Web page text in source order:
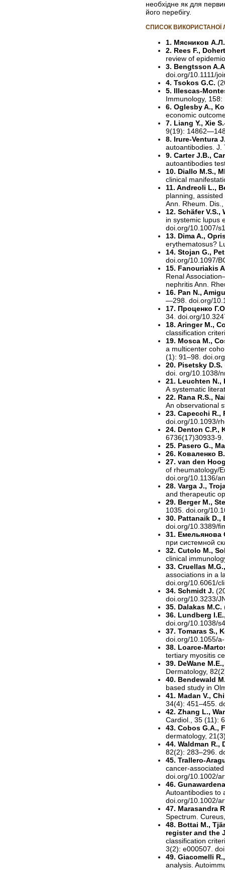
необхідне як для
його перебігу.
СПИСОК ВИКОРИСТАНОЇ
1. Мясников
2. Rees F.,
review of
3. Bengtsson
doi.org/10.1111/
4. Tsokos G.C.
5. Illescas-
Immunology,
6. Oglesby A.,
economic
7. Liang Y., Xie
9(19):
8. Irure-Ventura
autoantibodies. J.
9. Carter J.B.,
autoantibodies
10. Diallo M.S.,
clinical
11. Andreoli L.,
planning,
Ann. Rheum.
12. Schäfer
in systemic lupus
doi.org/10.1007/
13. Dima A.,
erythematosus?
14. Stojan G.,
doi.org/10.1097/
15. Fanouriakis
Renal
nephritis Ann.
16. Pan N.,
—298. doi.org/
17. Проценко
34. doi.org/
18. Aringer M.,
classification
19. Mosca M.,
a multicenter
(1): 91–98.
20. Pisetsky D.S.
doi. org/10.1038/
21. Leuchten N.,
A systematic
22. Rana R.S.,
An observational
23. Capecchi R.,
doi.org/10.1093/
24. Denton C.P.,
6736(17)30933-9.
25. Pasero G.,
26. Коваленко
27. van den
of rheumatology/
doi.org/10.1136/
28. Varga J.,
and therapeutic
29. Berger M.,
1035. doi.org/
30. Pattanaik D.,
doi.org/10.3389/
31.
при системной
32. Cutolo M.,
clinical
33. Cruellas
associations in a
doi.org/10.6061/
34. Schmidt J.
doi.org/10.3233/
35. Dalakas M.C.
36. Lundberg
doi.org/10.1038/
37. Tomaras S.,
doi.org/10.1055/
38. Loarce-
tertiary myositis
39. DeWane
Dermatology,
40. Bendewald
based study in
41. Madan V.,
34(4): 451–455.
42. Zhang L.,
Cardiol., 35 (11):
43. Cobos G.A.,
dermatology,
44. Waldman R.,
82(2): 283–296.
45. Trallero-
cancer-
doi.org/10.1002/
46.
Autoantibodies to
doi.org/10.1002/
47. Marasandra
Spectrum.
48. Bottai M.,
register and the
classification
3(2): e000507.
49. Giacomelli
analysis.